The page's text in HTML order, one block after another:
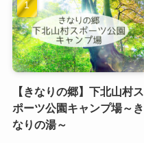
【きなりの郷】下北山村ス
ポーツ公園キャンプ場～き
なりの湯～